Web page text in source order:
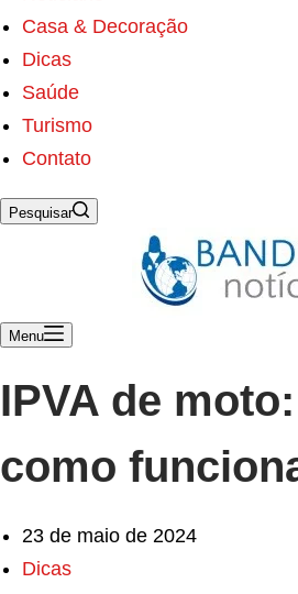
Casa & Decoração
Dicas
Saúde
Turismo
Contato
Pesquisar
Menu
IPVA de
como
23 de maio de 2024
Dicas